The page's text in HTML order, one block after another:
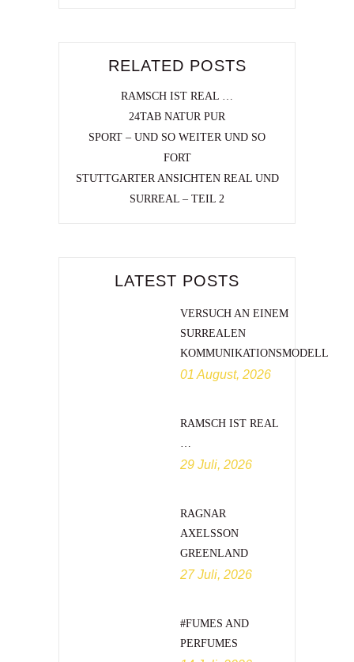
RELATED POSTS
RAMSCH IST REAL …
24TAB NATUR PUR
SPORT – UND SO WEITER UND SO
FORT
STUTTGARTER ANSICHTEN REAL UND
SURREAL – TEIL 2
LATEST POSTS
VERSUCH AN EINEM
SURREALEN
KOMMUNIKATIONSMODELL
01 August, 2026
RAMSCH IST REAL
29 Juli, 2026
RAGNAR
AXELSSON
GREENLAND
27 Juli, 2026
#FUMES AND
PERFUMES